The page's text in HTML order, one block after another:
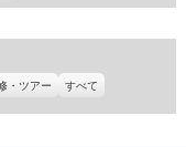
・ツアー すべて